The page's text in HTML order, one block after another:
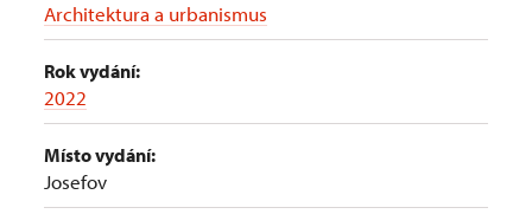
Architektura a urbanismus
Rok vydání:
2022
Místo vydání:
Josefov